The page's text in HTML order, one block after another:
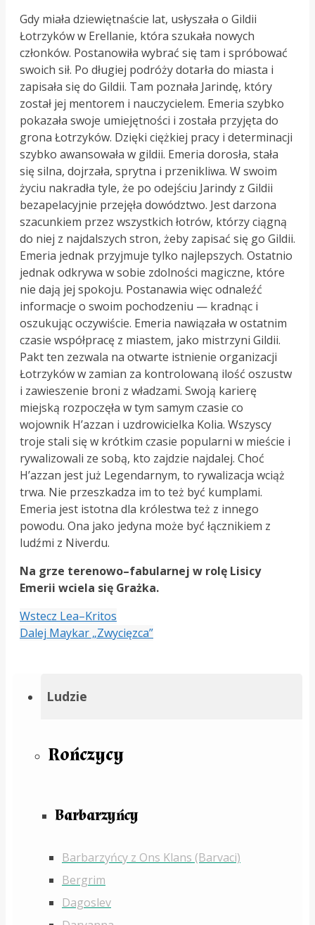
Ludzie
Rończycy
Barbarzyńcy
Barbarzyńcy z Ons Klans (Barvaci)
Bergrim
Dagoslev
Gdy miała dziewiętnaście lat, usłyszała o Gildii
Łotrzyków w Erellanie, która szukała nowych
członków. Postanowiła wybrać się tam i spróbować
swoich sił. Po długiej podróży dotarła do miasta i
zapisała się do Gildii. Tam poznała Jarindę, który
został jej mentorem i nauczycielem. Emeria szybko
pokazała swoje umiejętności i została przyjęta do
grona Łotrzyków. Dzięki ciężkiej pracy i determinacji
szybko awansowała w gildii. Emeria dorosła, stała
się silna, dojrzała, sprytna i przenikliwa. W swoim
życiu nakradła tyle, że po odejściu Jarindy z Gildii
bezapelacyjnie przejęła dowództwo. Jest darzona
szacunkiem przez wszystkich łotrów, którzy ciągną
do niej z najdalszych stron, żeby zapisać się go Gildii.
Emeria jednak przyjmuje tylko najlepszych. Ostatnio
jednak odkrywa w sobie zdolności magiczne, które
nie dają jej spokoju. Postanawia więc odnaleźć
informacje o swoim pochodzeniu — kradnąc i
oszukując oczywiście. Emeria nawiązała w ostatnim
czasie współpracę z miastem, jako mistrzyni Gildii.
Pakt ten zezwala na otwarte istnienie organizacji
Łotrzyków w zamian za kontrolowaną ilość oszustw
i zawieszenie broni z władzami. Swoją karierę
miejską rozpoczęła w tym samym czasie co
wojownik H’azzan i uzdrowicielka Kolia. Wszyscy
troje stali się w krótkim czasie popularni w mieście i
rywalizowali ze sobą, kto zajdzie najdalej. Choć
H’azzan jest już Legendarnym, to rywalizacja wciąż
trwa. Nie przeszkadza im to też być kumplami.
Emeria jest istotna dla królestwa też z innego
powodu. Ona jako jedyna może być łącznikiem z
ludźmi z Niverdu.
Na grze terenowo–fabularnej w rolę Lisicy
Emerii wciela się Grażka.
Wstecz Lea–Kritos
Dalej Maykar „Zwycięzca”